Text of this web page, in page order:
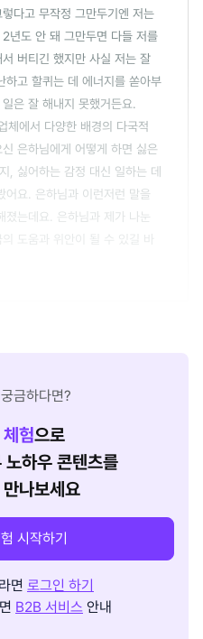
다고 무작정 그만두기엔 저는
년도 안 돼 그만두면 다들 저를
버티긴 했지만 사실 저는 잘
하고 할퀴는 데 에너지를 쏟아부
은 잘 해내지 못했거든요.
체에서 다양한 배경의 다국적
은하님에게 어떻게 하면 싫은
, 싫어하는 감정 대신 일하는 데
어요. 은하님과 이런저런 말을
졌는데요. 은하님과 제가 나눈
도움과 위안이 될 수 있길 바
금하다면?
험으로
하우 콘텐츠를
나보세요
시작하기
면 로그인 하기
B2B 서비스 안내